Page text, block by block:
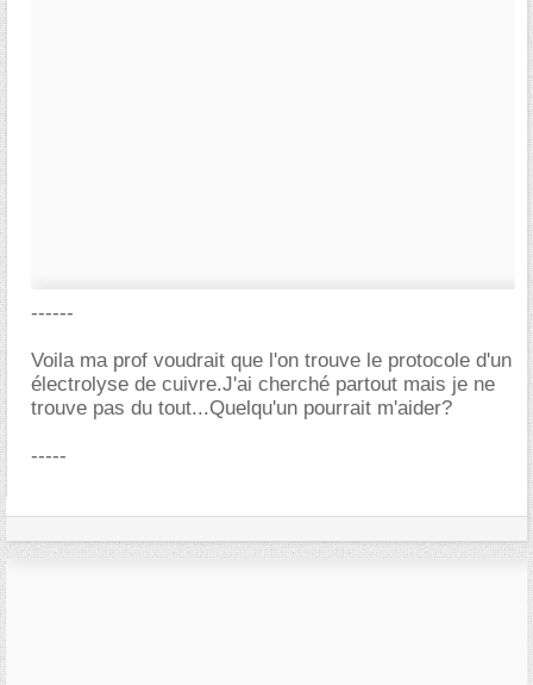
------
Voila ma prof voudrait que l'on trouve le protocole d'un
électrolyse de cuivre.J'ai cherché partout mais je ne
trouve pas du tout...Quelqu'un pourrait m'aider?
-----